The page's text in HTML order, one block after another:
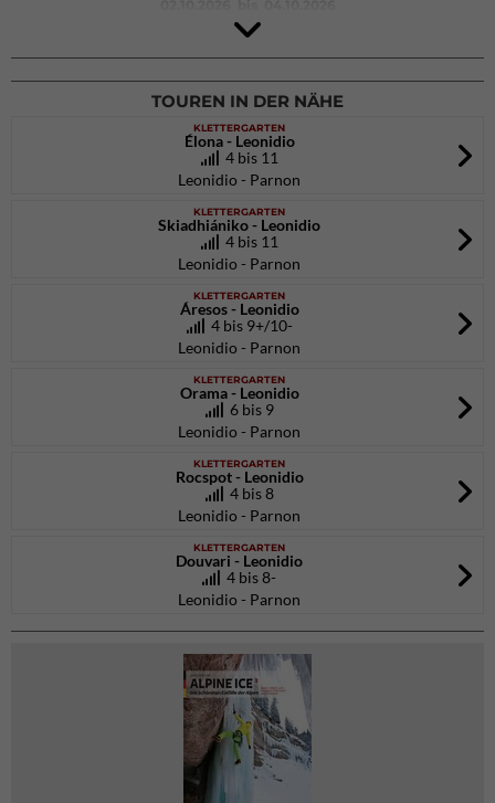
9. Eiskletter Festival Osttirol
Eisparkt Osttirol
08.01.2027bis 10.01.2027
TOUREN IN DER NÄHE
KLETTERGARTEN
Élona - Leonidio
4 bis 11
Leonidio - Parnon
KLETTERGARTEN
Skiadhiániko - Leonidio
4 bis 11
Leonidio - Parnon
KLETTERGARTEN
Áresos - Leonidio
4 bis 9+/10-
Leonidio - Parnon
KLETTERGARTEN
Orama - Leonidio
6 bis 9
Leonidio - Parnon
KLETTERGARTEN
Rocspot - Leonidio
4 bis 8
Leonidio - Parnon
KLETTERGARTEN
Douvari - Leonidio
4 bis 8-
Leonidio - Parnon